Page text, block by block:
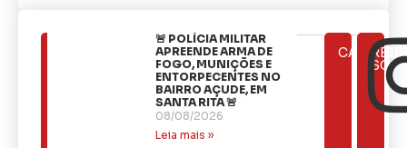
🚨 POLÍCIA MILITAR
APREENDE ARMA DE
FOGO, MUNIÇÕES E
ENTORPECENTES NO
BAIRRO AÇUDE, EM
SANTA RITA 🚨
08/08/2026
Leia mais »